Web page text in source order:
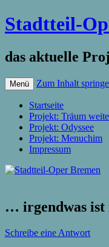
Stadtteil-
das aktuelle
Menü Zum Inhalt
Startseite
Projekt: Träum
Projekt: Odyssee
Projekt: Menuchim
Impressum
… irgendwas ist
Schreibe eine Antwort